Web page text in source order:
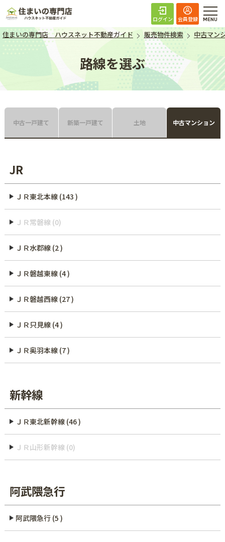
住まいの専門店 ハ
ログイン 会員登録
住まいの専門店 ハウスネット不動産ガイド 販売物件検索 中古マン
路線を選ぶ
中古一戸建て 新築一戸建て 土地 中古マンション
JR
ＪＲ東北本線 (143 )
ＪＲ常磐線 (0)
ＪＲ水郡線 (2 )
ＪＲ磐越東線 (4 )
ＪＲ磐越西線 (27 )
ＪＲ只見線 (4 )
ＪＲ奥羽本線 (7 )
新幹線
ＪＲ東北新幹線 (46 )
ＪＲ山形新幹線 (0)
阿武隈急行
阿武隈急行 (5 )